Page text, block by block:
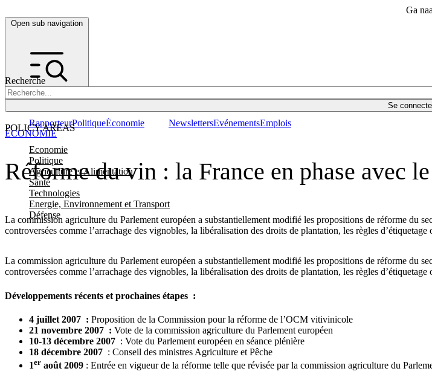
Ga
Open sub navigation
Recherche
Se
POLICY AREAS
Economie
Politique
Agriculture et Alimentation
Santé
Technologies
Energie, Environnement et Transport
Défense
RapporteurPolitiqueÉconomie NewslettersEvénementsEmplois
Réforme du vin : la France en phase avec
La commission agriculture du Parlement européen a substantiellement modifié les propositions de réforme du
controversées comme l’arrachage des vignobles, la libéralisation des droits de plantation, les règles
ÉCONOMIE
La commission agriculture du Parlement européen a substantiellement modifié les propositions de réforme du
controversées comme l’arrachage des vignobles, la libéralisation des droits de plantation, les règles
Développements récents et prochaines étapes :
4 juillet 2007 : Proposition de la Commission pour la réforme de l’OCM vitivinicole
21 novembre 2007 : Vote de la commission agriculture du Parlement européen
10-13 décembre 2007 : Vote du Parlement européen en séance plénière
18 décembre 2007 : Conseil des ministres Agriculture et Pêche
1er août 2009 : Entrée en vigueur de la réforme telle que révisée par la commission agriculture du